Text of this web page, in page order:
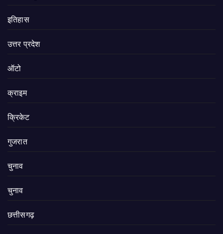
इतिहास
उत्तर प्रदेश
ऑटो
क्राइम
क्रिकेट
गुजरात
चुनाव
चुनाव
छत्तीसगढ़